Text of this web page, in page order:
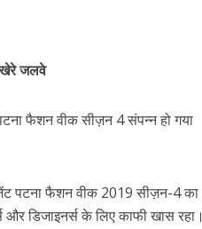
भरपूर प्यार
जलवे
फैशन वीक सीज़न 4 संपन्न हो गया
पटना फैशन वीक 2019 सीज़न-4 का
डिजाइनर्स के लिए काफी खास रहा।